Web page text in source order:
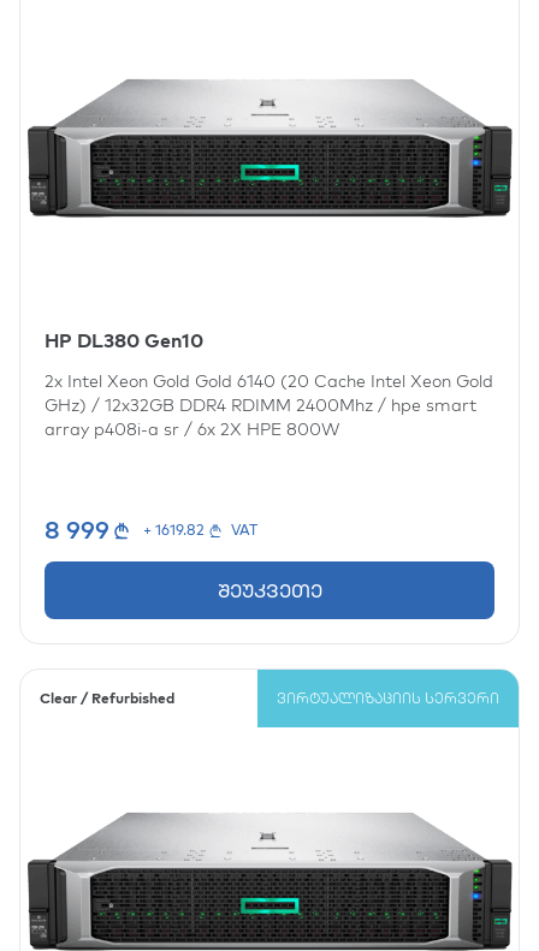
HP DL380 Gen10
2x Intel Xeon Gold Gold 6140 (20 Cache Intel Xeon Gold
GHz) / 12x32GB DDR4 RDIMM 2400Mhz / hpe smart
array p408i-a sr / 6x 2X HPE 800W
8 999 + 1619.82 VAT
შეუკვეთე
Clear / Refurbished ᲕᲘᲠᲢᲣᲐᲚᲘᲖᲐᲪᲘᲘᲡ ᲡᲔᲠᲕᲔᲠᲘ